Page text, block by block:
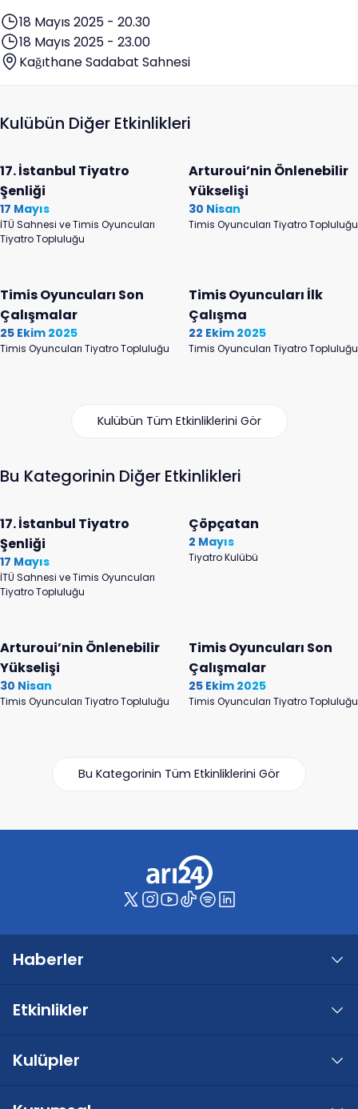
18 Mayıs 2025 - 20.30
18 Mayıs 2025 - 23.00
Kağıthane Sadabat Sahnesi
Kulübün Diğer Etkinlikleri
17. İstanbul Tiyatro
Şenliği
17 Mayıs
İTÜ Sahnesi ve Timis Oyuncuları
Tiyatro Topluluğu
Arturoui’nin Önlenebilir
Yükselişi
30 Nisan
Timis Oyuncuları Tiyatro Topluluğu
Timis Oyuncuları Son
Çalışmalar
25 Ekim 2025
Timis Oyuncuları Tiyatro Topluluğu
Timis Oyuncuları İlk
Çalışma
22 Ekim 2025
Timis Oyuncuları Tiyatro Topluluğu
Kulübün Tüm Etkinliklerini Gör
Bu Kategorinin Diğer Etkinlikleri
17. İstanbul Tiyatro
Şenliği
17 Mayıs
İTÜ Sahnesi ve Timis Oyuncuları
Tiyatro Topluluğu
Çöpçatan
2 Mayıs
Tiyatro Kulübü
Arturoui’nin Önlenebilir
Yükselişi
30 Nisan
Timis Oyuncuları Tiyatro Topluluğu
Timis Oyuncuları Son
Çalışmalar
25 Ekim 2025
Timis Oyuncuları Tiyatro Topluluğu
Bu Kategorinin Tüm Etkinliklerini Gör
Haberler
Etkinlikler
Kulüpler